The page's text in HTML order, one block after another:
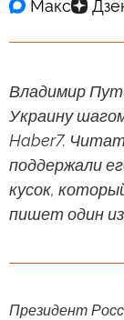
Владимир
Украину
Haber7.
поддержали
кусок,
пишет один
Президент